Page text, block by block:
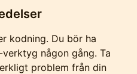
kodning. Du bör ha
någon gång. Ta
problem från din